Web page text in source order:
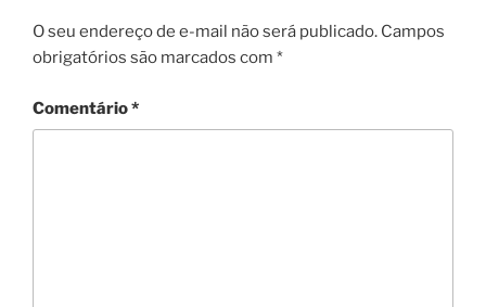
O seu endereço de e-mail não será publicado. Campos
obrigatórios são marcados com *
Comentário*